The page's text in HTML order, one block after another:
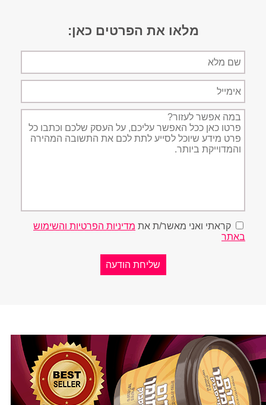
מלאו את הפרטים כאן:
מלא
תיאור
הפניה
קראתי ואני מאשר/ת את מדיניות הפרטיות והשימוש
באתר